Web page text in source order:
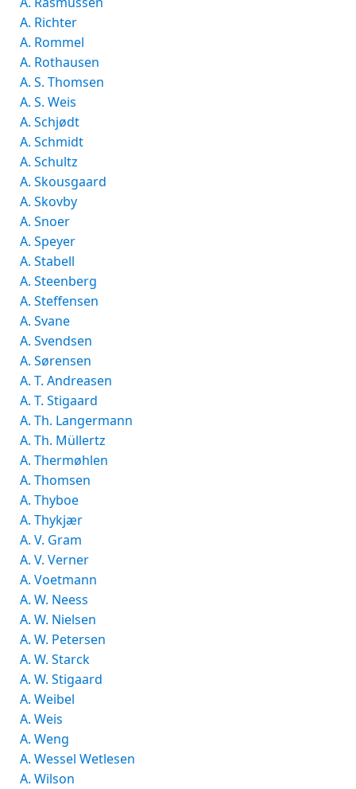
A. Richter
A. Rommel
A. Rothausen
A. S. Thomsen
A. S. Weis
A. Schjødt
A. Schmidt
A. Schultz
A. Skousgaard
A. Skovby
A. Snoer
A. Speyer
A. Stabell
A. Steenberg
A. Steffensen
A. Svane
A. Svendsen
A. Sørensen
A. T. Andreasen
A. T. Stigaard
A. Th. Langermann
A. Th. Müllertz
A. Thermøhlen
A. Thomsen
A. Thyboe
A. Thykjær
A. V. Gram
A. V. Verner
A. Voetmann
A. W. Neess
A. W. Nielsen
A. W. Petersen
A. W. Starck
A. W. Stigaard
A. Weibel
A. Weis
A. Weng
A. Wessel Wetlesen
A. Wilson